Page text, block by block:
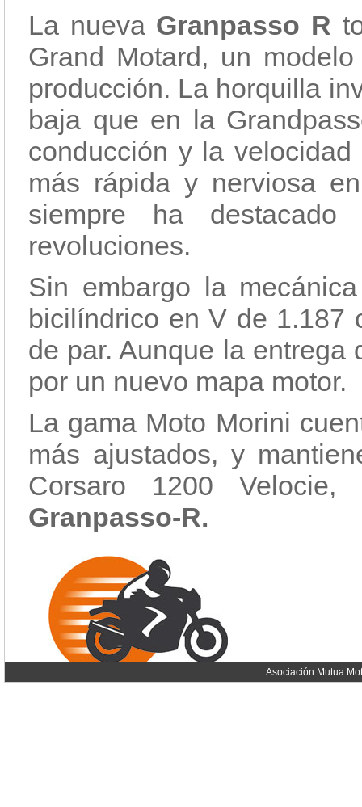
La nueva Granpasso R
Grand Motard, un
producción. La horquilla
baja que en la
conducción y la
más rápida y nerviosa
siempre ha
revoluciones.
Sin embargo la
bicilíndrico en V de 1.187
de par. Aunque la entrega
por un nuevo mapa motor.
La gama Moto Morini
más ajustados, y
Corsaro 1200
Granpasso-R.
Asociación Mutua